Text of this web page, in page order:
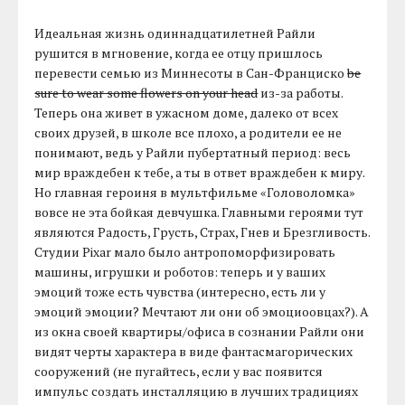
Идеальная жизнь одиннадцатилетней Райли
рушится в мгновение, когда ее отцу пришлось
перевести семью из Миннесоты в Сан-Францискоbe
sure to wear some flowers on your headиз-за работы.
Теперь она живет в ужасном доме, далеко от всех
своих друзей, в школе все плохо, а родители ее не
понимают, ведь у Райли пубертатный период: весь
мир враждебен к тебе, а ты в ответ враждебен к миру.
Но главная героиня в мультфильме «Головоломка»
вовсе не эта бойкая девчушка. Главными героями тут
являются Радость, Грусть, Страх, Гнев и Брезгливость.
Студии Pixar мало было антропоморфизировать
машины, игрушки и роботов: теперь и у ваших
эмоций тоже есть чувства (интересно, есть ли у
эмоций эмоции? Мечтают ли они об эмоциоовцах?). А
из окна своей квартиры/офиса в сознании Райли они
видят черты характера в виде фантасмагорических
сооружений (не пугайтесь, если у вас появится
импульс создать инсталляцию в лучших традициях